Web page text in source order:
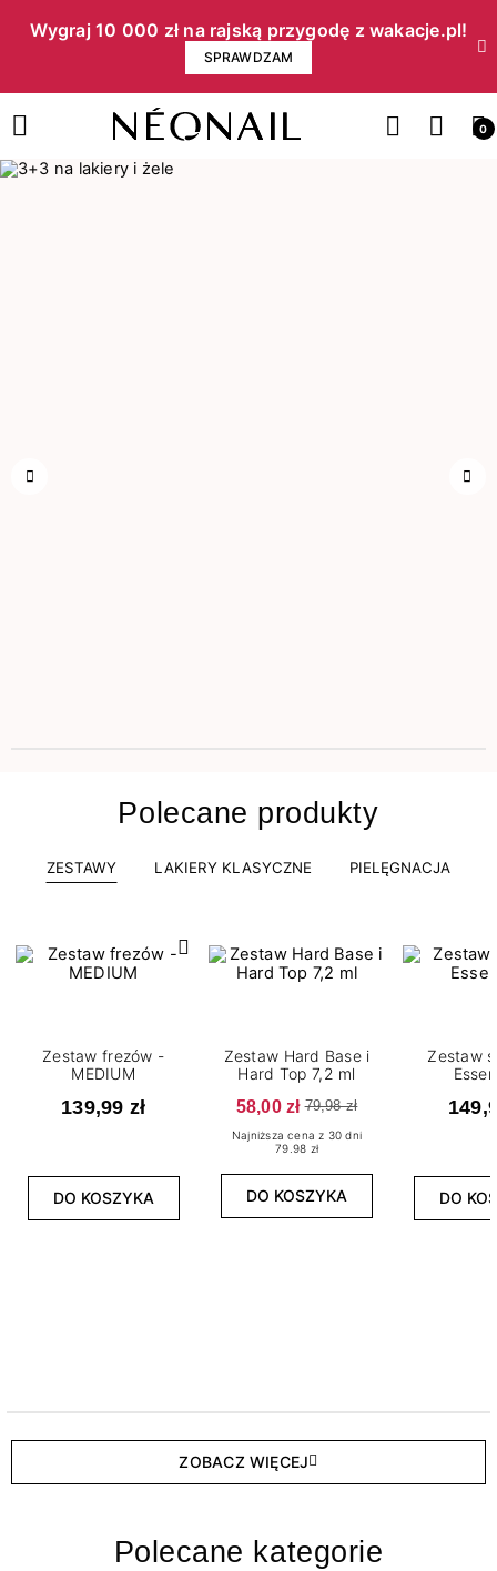
Wygraj 10 000 zł na rajską przygodę z wakacje.pl!​
SPRAWDZAM
0
Polecane produkty
ZESTAWY LAKIERY KLASYCZNE PIELĘGNACJA
Zestaw frezów -
MEDIUM
139,99 zł
DO KOSZYKA
Zestaw Hard Base i
Hard Top 7,2 ml
58,00 zł 79,98 zł
Najniższa cena z 30 dni
79.98 zł
DO KOSZYKA
Zestaw
DO
ZOBACZ WIĘCEJ
Polecane kategorie